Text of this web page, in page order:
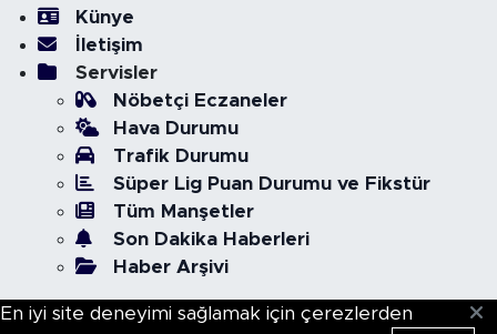
Künye
İletişim
Servisler
Nöbetçi Eczaneler
Hava Durumu
Trafik Durumu
Süper Lig Puan Durumu ve Fikstür
Tüm Manşetler
Son Dakika Haberleri
Haber Arşivi
En iyi site deneyimi sağlamak için çerezlerden